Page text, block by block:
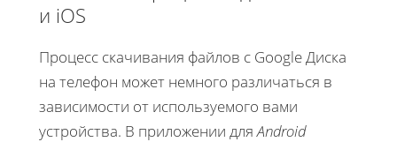
и iOS
Процесс скачивания файлов с Google Диска
на телефон может немного различаться в
зависимости от используемого вами
устройства. В приложении дляAndroid